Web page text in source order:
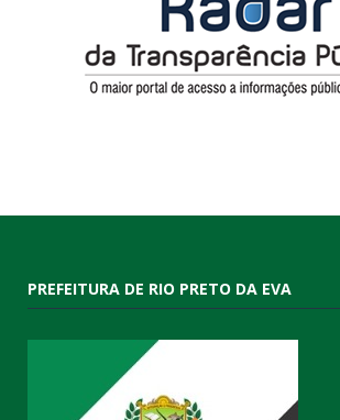
PREFEITURA DE RIO PRETO DA EVA